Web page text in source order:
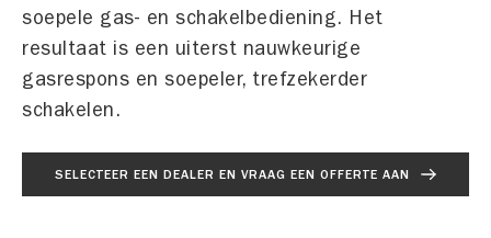
soepele gas- en schakelbediening. Het
resultaat is een uiterst nauwkeurige
gasrespons en soepeler, trefzekerder
schakelen.
SELECTEER EEN DEALER EN VRAAG EEN OFFERTE AAN